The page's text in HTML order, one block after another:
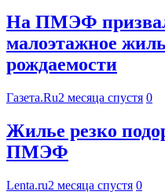
На ПМЭФ
малоэтажное
рождаемости
Газета.Ru2 месяца спустя 0
Жилье резко
ПМЭФ
Lenta.ru2 месяца спустя 0